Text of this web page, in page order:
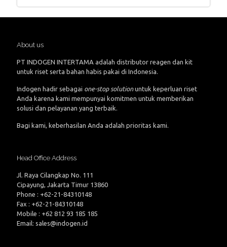
About us
PT INDOGEN INTERTAMA adalah distributor reagen dan kit
untuk riset serta bahan habis pakai di Indonesia.
Indogen hadir sebagai one-stop solutionuntuk keperluan riset
Anda karena kami mempunyai komitmen untuk memberikan
solusi dan pelayanan yang terbaik.
Bagi kami, keberhasilan Anda adalah prioritas kami.
Head Office Address
Jl. Raya Cilangkap No. 111
Cipayung, Jakarta Timur 13860
Phone : +62-21-84310148
Fax : +62-21-84310148
Mobile : +62 812 93 185 185
Email: sales@indogen.id